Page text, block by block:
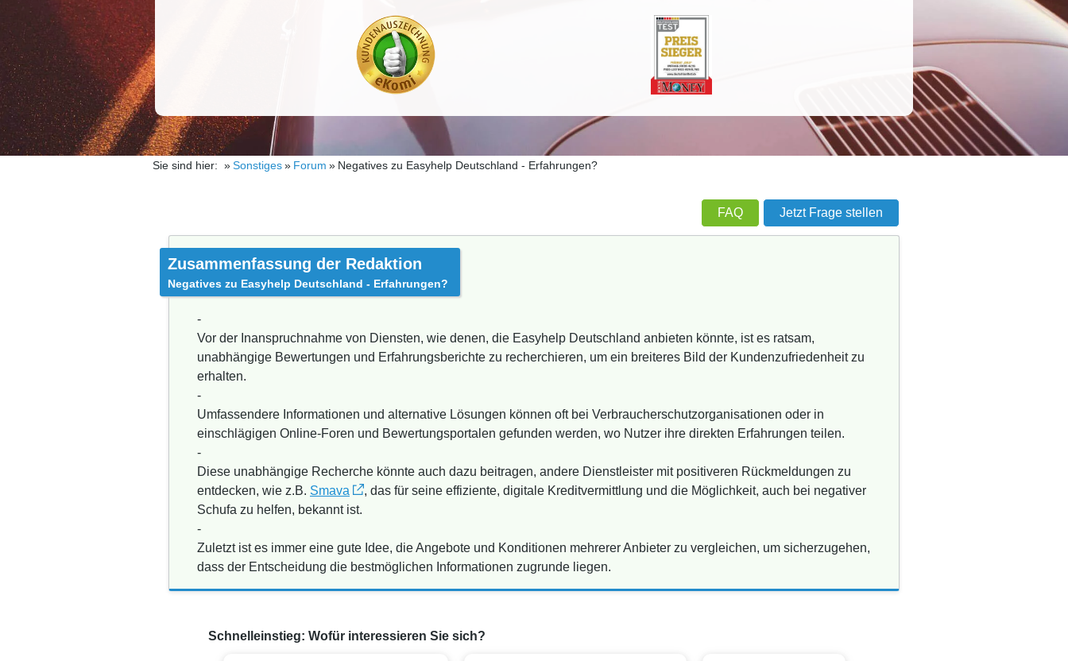
Sie sind hier: Sonstiges Forum Negatives zu Easyhelp Deutschland - Erfahrungen?
FAQ Jetzt Frage stellen
Zusammenfassung der Redaktion
Negatives zu Easyhelp Deutschland - Erfahrungen?
-
Vor der Inanspruchnahme von Diensten, wie denen, die Easyhelp Deutschland anbieten könnte, ist es ratsam,
unabhängige Bewertungen und Erfahrungsberichte zu recherchieren, um ein breiteres Bild der Kundenzufriedenheit zu
erhalten.
-
Umfassendere Informationen und alternative Lösungen können oft bei Verbraucherschutzorganisationen oder in
einschlägigen Online-Foren und Bewertungsportalen gefunden werden, wo Nutzer ihre direkten Erfahrungen teilen.
-
Diese unabhängige Recherche könnte auch dazu beitragen, andere Dienstleister mit positiveren Rückmeldungen zu
entdecken, wie z.B. Smava
, das für seine effiziente, digitale Kreditvermittlung und die Möglichkeit, auch bei negativer
Schufa zu helfen, bekannt ist.
-
Zuletzt ist es immer eine gute Idee, die Angebote und Konditionen mehrerer Anbieter zu vergleichen, um sicherzugehen,
dass der Entscheidung die bestmöglichen Informationen zugrunde liegen.
Schnelleinstieg: Wofür interessieren Sie sich?